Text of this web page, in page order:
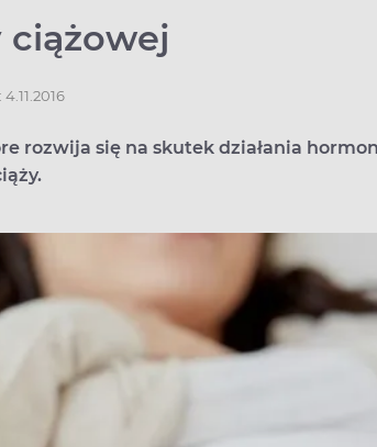
ciążowej
rozwija się na skutek działania